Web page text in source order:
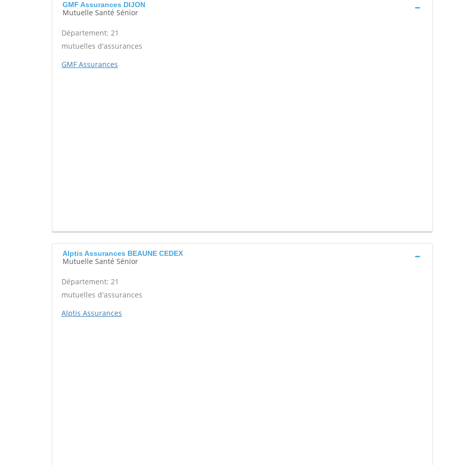
GMF Assurances DIJON
Mutuelle Santé Sénior
Département: 21
mutuelles d'assurances
GMF Assurances
Alptis Assurances BEAUNE CEDEX
Mutuelle Santé Sénior
Département: 21
mutuelles d'assurances
Alptis Assurances